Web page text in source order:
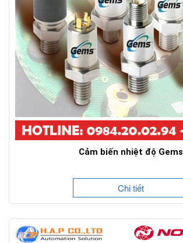
Cảm biến nhiệt độ Gems
Chi tiết